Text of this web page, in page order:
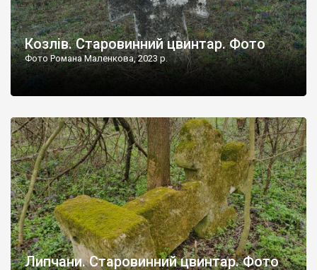
Козлів. Старовинний цвинтар. Фото
Фото Романа Маленкова, 2023 р.
Липчани. Старовинний цвинтар. Фото